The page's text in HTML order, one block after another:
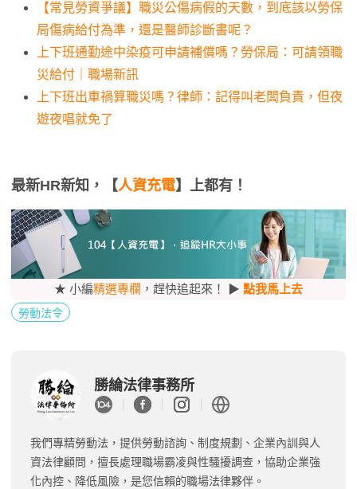
【常見勞資爭議】職災公傷病假的天數，到底該以勞保
局傷病給付為準，還是醫師診斷書呢？
上下班通勤途中染疫可申請補償嗎？勞保局：可請領職
災給付｜職場新訊
上下班出車禍算職災嗎？律師：記得叫老闆負責，但夜
遊夜唱就免了
最新HR新知，【人資充電】上都有！
★ 小編精選專欄 ，趕快追起來！ ▶ 點我馬上去
勞動法令
勝綸法律事務所
我們專精勞動法，提供勞動諮詢、制度規劃、企業內訓與人
資法律顧問，擅長處理職場霸凌與性騷擾調查，協助企業強
化內控、降低風險，是您信賴的職場法律夥伴。